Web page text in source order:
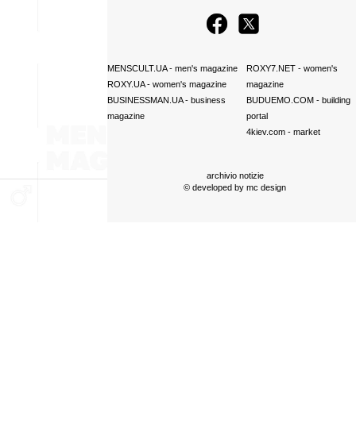
MENSCULT.UA- men's magazine
ROXY.UA- women's magazine
BUSINESSMAN.UA- business
magazine
ROXY7.NET- women's
magazine
BUDUEMO.COM- building
portal
4kiev.com- market
archivio notizie
© developed by mc design